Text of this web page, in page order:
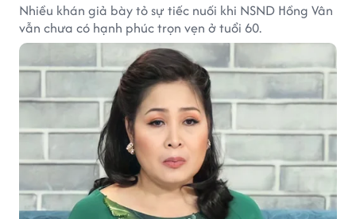
Nhiều khán giả bày tỏ sự tiếc nuối khi NSND Hồng Vân
vẫn chưa có hạnh phúc trọn vẹn ở tuổi 60.